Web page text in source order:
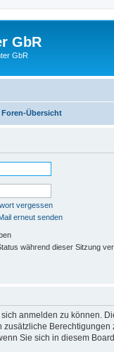
GbR
GbR
Foren-Übersicht
vergessen
erneut senden
während dieser Sitzung
anmelden zu können.
Sie sich in diesem